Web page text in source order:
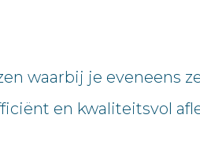
waarbij je eveneens
en kwaliteitsvol